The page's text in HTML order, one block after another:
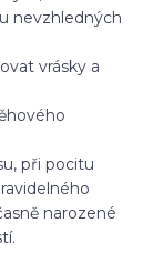
nevzhledných
vrásky a
při pocitu
narozené